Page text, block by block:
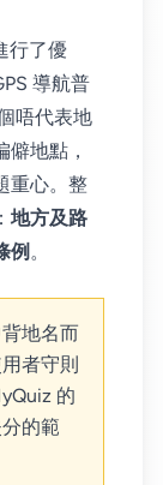
行了優
導航普
唔代表地
地點，
重心。整
地方及路
例 。
地名而
者守則
的
的範